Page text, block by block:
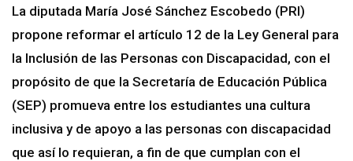
La diputada María José Sánchez Escobedo (PRI)
propone reformar el artículo 12 de la Ley General para
la Inclusión de las Personas con Discapacidad, con el
propósito de que la Secretaría de Educación Pública
(SEP) promueva entre los estudiantes una cultura
inclusiva y de apoyo a las personas con discapacidad
que así lo requieran, a fin de que cumplan con el